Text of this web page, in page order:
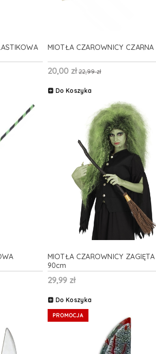
MIOTŁA CZAROWNICY
20,00 zł 22,99 zł
Do Koszyka
MIOTŁA CZAROWNICY
90cm
29,99 zł
Do Koszyka
PROMOCJA